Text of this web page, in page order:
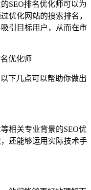
SEO排名优化师可以为
优化网站的搜索排名，
引目标用户，从而在市
优化师
下几点可以帮助你做出
相关专业背景的SEO优
还能够运用实际技术手